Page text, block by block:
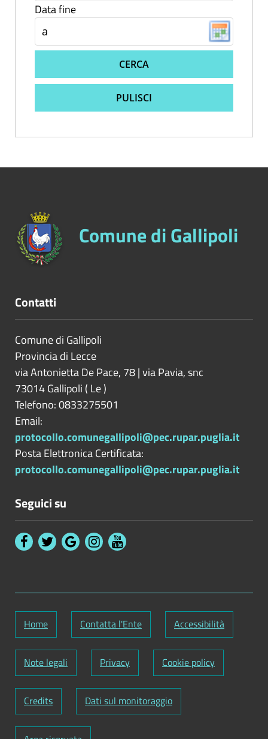
Data fine
CERCA
PULISCI
Comune di Gallipoli
Contatti
Comune di Gallipoli
Provincia di Lecce
via Antonietta De Pace, 78 | via Pavia, snc
73014Gallipoli ( Le)
Telefono: 0833275501
Email:
protocollo.comunegallipoli@pec.rupar.puglia.it
Posta Elettronica Certificata:
protocollo.comunegallipoli@pec.rupar.puglia.it
Seguici su
Home Contatta l'Ente Accessibilità
Note legali Privacy Cookie policy
Credits Dati sul monitoraggio